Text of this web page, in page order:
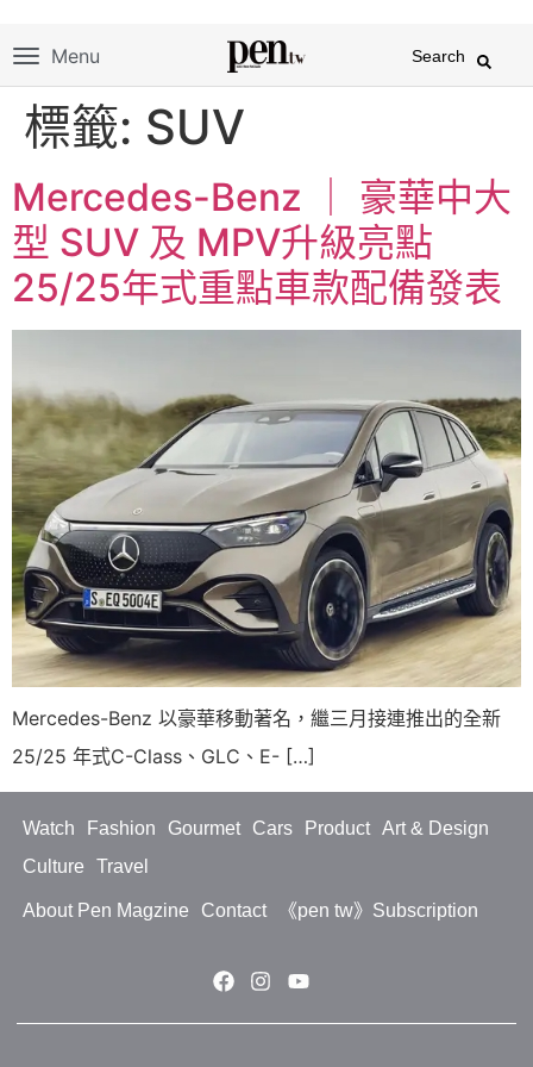
Menu Search
標籤: SUV
Mercedes-Benz ｜ 豪華中大
型 SUV 及 MPV升級亮點
25/25年式重點車款配備發表
Mercedes-Benz 以豪華移動著名，繼三月接連推出的全新
25/25 年式C-Class、GLC、E- […]
Watch Fashion Gourmet Cars Product
Art & Design
Culture
Travel
About Pen Magzine Contact 《pen tw》Subscription